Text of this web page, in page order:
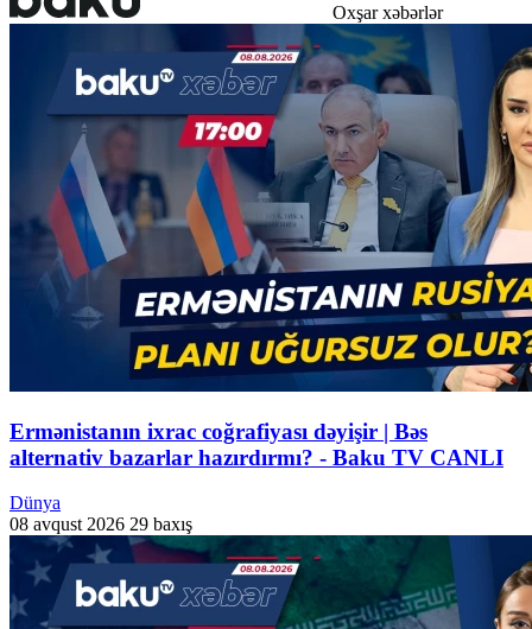
Oxşar xəbərlər
Ermənistanın ixrac coğrafiyası dəyişir | Bəs
alternativ bazarlar hazırdırmı? - Baku TV CANLI
Dünya
08 avqust 2026 29 baxış